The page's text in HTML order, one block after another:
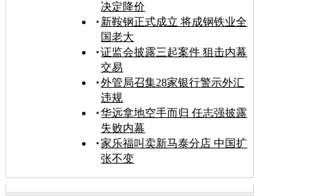
决定降价
新鞍钢正式成立 将成钢铁业全
国老大
证监会披露三起案件 狙击内幕
交易
外管局召集28家银行警示外汇
违规
华远拿地空手而归 任志强披露
失败内幕
家乐福叫卖新马泰分店 中国扩
张不变